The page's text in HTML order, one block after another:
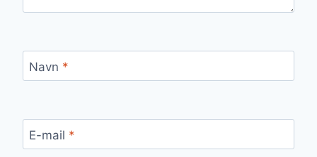
Navn *
E-mail *